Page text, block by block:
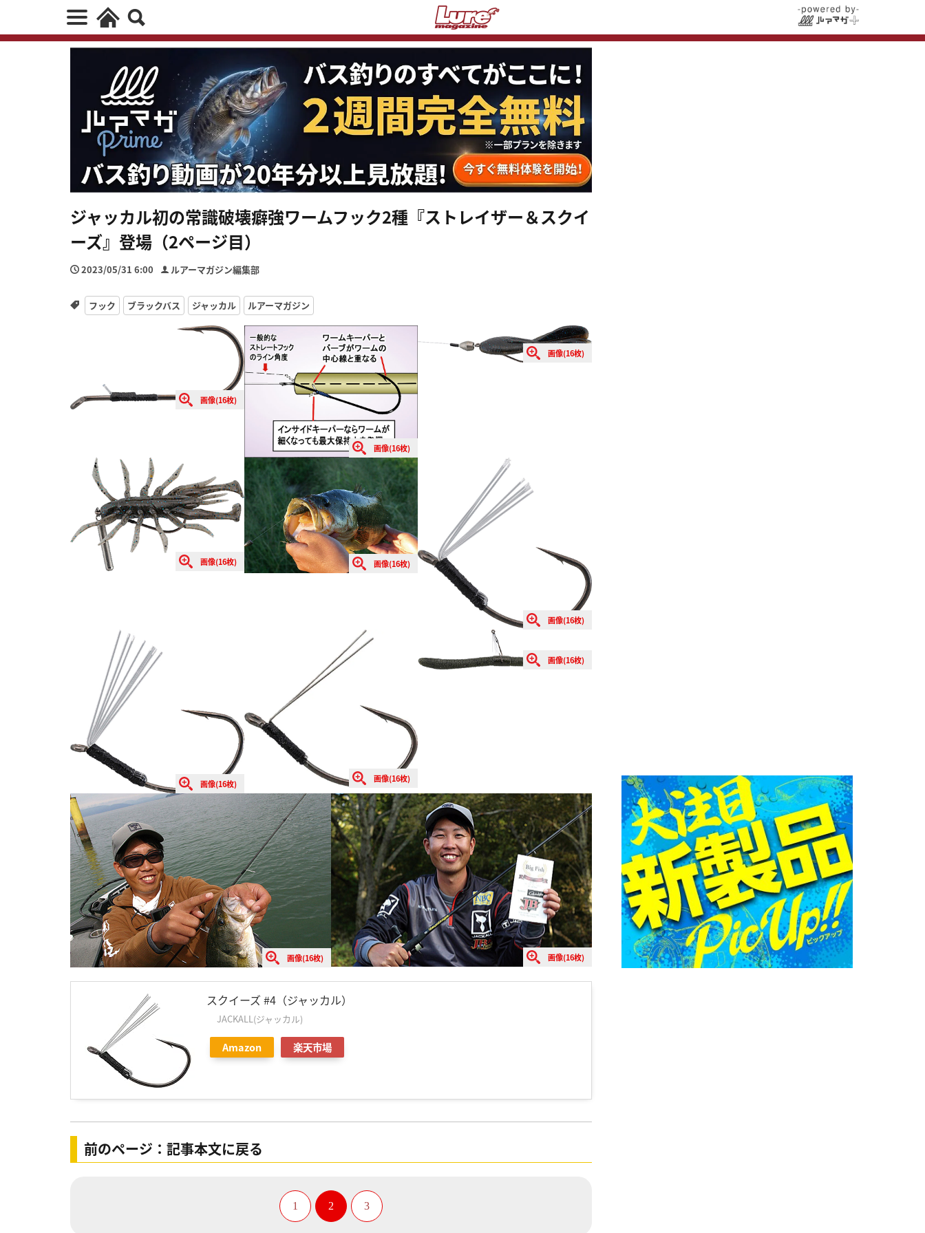
ジャッカル初の常識破壊癖強ワームフック2種『ストレイザー＆スクイ
ーズ』登場（2ページ目）
2023/05/31 6:00 ルアーマガジン編集部
フック ブラックバス ジャッカル ルアーマガジン
画像(16枚)
画像(16枚)
画像(16枚)
画像(16枚) 画像(16枚)
画像(16枚)
画像(16枚) 画像(16枚)
画像(16枚)
画像(16枚) 画像(16枚)
スクイーズ #4（ジャッカル）
JACKALL(ジャッカル)
Amazon 楽天市場
前のページ：記事本文に戻る
1 2 3